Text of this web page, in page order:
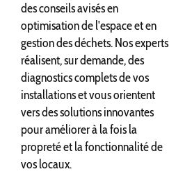
des conseils avisés en
optimisation de l'espace et en
gestion des déchets. Nos experts
réalisent, sur demande, des
diagnostics complets de vos
installations et vous orientent
vers des solutions innovantes
pour améliorer à la fois la
propreté et la fonctionnalité de
vos locaux.